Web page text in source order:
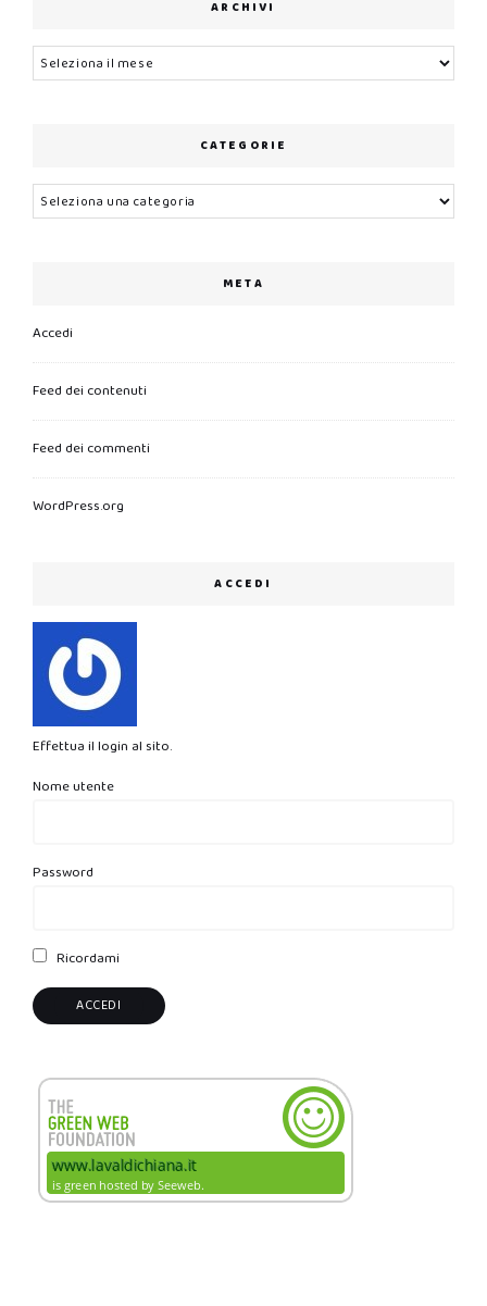
ARCHIVI
Archivi
CATEGORIE
Categorie
META
Accedi
Feed dei contenuti
Feed dei commenti
WordPress.org
ACCEDI
Effettua il login al sito.
Nome utente
Password
Ricordami